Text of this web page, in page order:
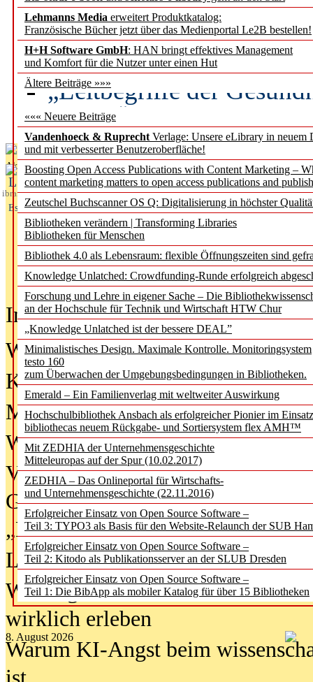
Lehmanns Media erweitert Produktkatalog:
Französische Bücher jetzt über das Medienportal Le2B bestellen!
H+H Software GmbH: HAN bringt effektives Management
und Komfort für die Nutzer unter einen Hut
Ältere Beiträge »»»
««« Neuere Beiträge
Vandenhoeck & Ruprecht Verlage: Unsere eLibrary in neuem
und mit verbesserter Benutzeroberfläche!
Boosting Open Access Publications with Content Marketing –
content marketing matters to open access publications and
Zeutschel Buchscanner OS Q: Digitalisierung in höchster
Bibliotheken verändern | Transforming Libraries
Bibliotheken für Menschen
Bibliothek 4.0 als Lebensraum: flexible Öffnungszeiten sind
Knowledge Unlatched: Crowdfunding-Runde erfolgreich
Forschung und Lehre in eigener Sache – Die
an der Hochschule für Technik und Wirtschaft HTW Chur
„Knowledge Unlatched ist der bessere DEAL”
Minimalistisches Design. Maximale Kontrolle. Monitoringsystem
testo 160
zum Überwachen der Umgebungsbedingungen in Bibliotheken.
Emerald – Ein Familienverlag mit weltweiter Auswirkung
Hochschulbibliothek Ansbach als erfolgreicher Pionier im
bibliothecas neuem Rückgabe- und Sortiersystem flex AMH™
Mit ZEDHIA der Unternehmensgeschichte
Mitteleuropas auf der Spur (10.02.2017)
ZEDHIA – Das Onlineportal für Wirtschafts-
und Unternehmensgeschichte (22.11.2016)
Erfolgreicher Einsatz von Open Source Software –
Teil 3: TYPO3 als Basis für den Website-Relaunch der SUB
Erfolgreicher Einsatz von Open Source Software –
Teil 2: Kitodo als Publikationsserver an der SLUB Dresden
Erfolgreicher Einsatz von Open Source Software –
Teil 1: Die BibApp als mobiler Katalog für über 15 Bibliotheken
8. August 2026
Künstliche Intelligenz
besser zu verstehen
„Leitbegriffe der
des BIÖG erscheinen
Aktuelles aus
L
ibrary
Essentials
In der Ausgabe06/2026(August
Was Hochschul­bibliotheken von
Kinder in der digitalen Welt
Metadaten als Infrastruktur
Wenn Bots katalogisieren
Von Abschlusskleidern bis
Geisterjagd-Ausrüstung in der
„Library of Things“ unterwegs
Lesen als Infrastrukturaufgabe
Wie Jugendliche Social Media
wirklich erleben
Warum KI-Angst beim